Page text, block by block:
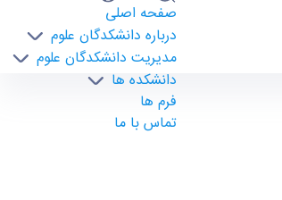
صفحه اصلی
درباره دانشکدگان علوم
مدیریت دانشکدگان علوم
دانشکده ها
فرم ها
تماس با ما